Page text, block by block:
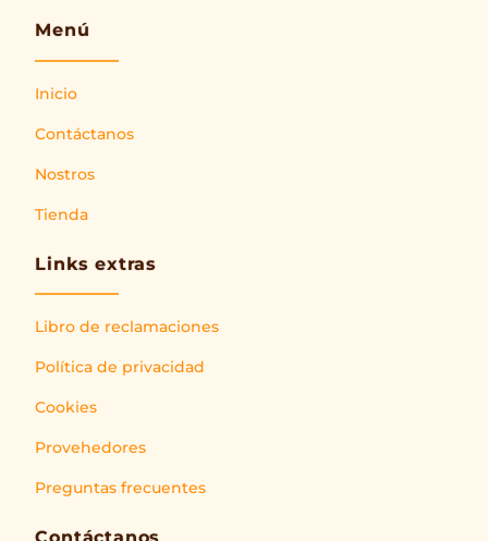
Menú
Inicio
Contáctanos
Nostros
Tienda
Links extras
Libro de reclamaciones
Política de privacidad
Cookies
Provehedores
Preguntas frecuentes